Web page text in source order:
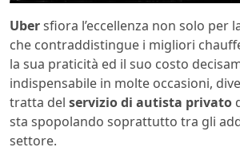
Ubersfiora l’eccellenza non solo per
che contraddistingue i migliori
la sua praticità ed il suo costo
indispensabile in molte occasioni,
tratta del servizio di autista privato
sta spopolando soprattutto tra gli
settore.